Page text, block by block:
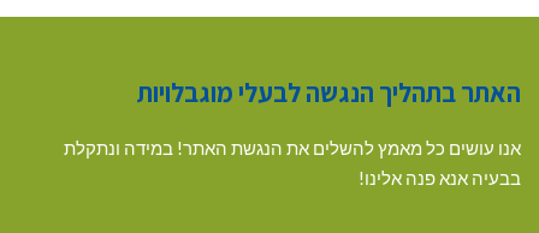
האתר בתהליך הנגשה לבעלי מוגבלויות
אנו עושים כל מאמץ להשלים את הנגשת האתר! במידה ונתקלת
בבעיה אנא פנה אלינו!